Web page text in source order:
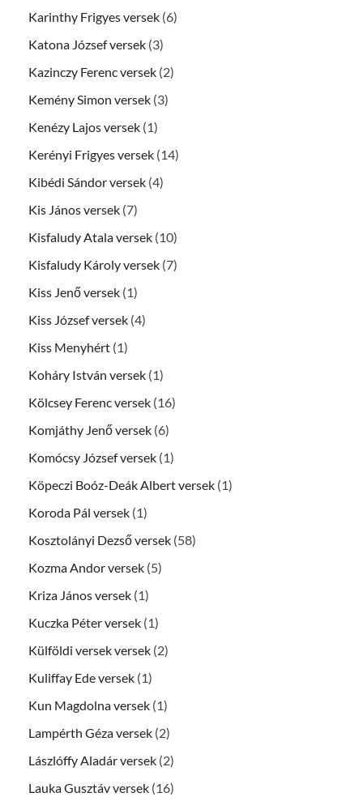
Karinthy Frigyes versek (6)
Katona József versek (3)
Kazinczy Ferenc versek (2)
Kemény Simon versek (3)
Kenézy Lajos versek (1)
Kerényi Frigyes versek (14)
Kibédi Sándor versek (4)
Kis János versek (7)
Kisfaludy Atala versek (10)
Kisfaludy Károly versek (7)
Kiss Jenő versek (1)
Kiss József versek (4)
Kiss Menyhért (1)
Koháry István versek (1)
Kölcsey Ferenc versek (16)
Komjáthy Jenő versek (6)
Komócsy József versek (1)
Köpeczi Boóz-Deák Albert versek (1)
Koroda Pál versek (1)
Kosztolányi Dezső versek (58)
Kozma Andor versek (5)
Kriza János versek (1)
Kuczka Péter versek (1)
Külföldi versek versek (2)
Kuliffay Ede versek (1)
Kun Magdolna versek (1)
Lampérth Géza versek (2)
Lászlóffy Aladár versek (2)
Lauka Gusztáv versek (16)